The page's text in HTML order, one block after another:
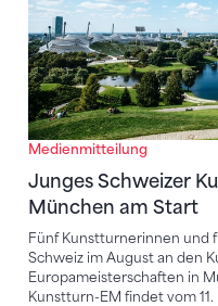
Medienmitteilung
Junges Schweizer
München am Start
Fünf Kunstturnerinnen und
Schweiz im August an den
Europameisterschaften in
Kunstturn-EM findet vom